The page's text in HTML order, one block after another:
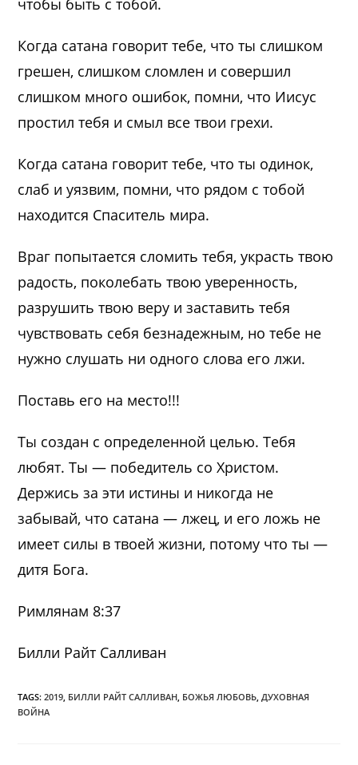
чтобы быть с тобой.
Когда сатана говорит тебе, что ты слишком
грешен, слишком сломлен и совершил
слишком много ошибок, помни, что Иисус
простил тебя и смыл все твои грехи.
Когда сатана говорит тебе, что ты одинок,
слаб и уязвим, помни, что рядом с тобой
находится Спаситель мира.
Враг попытается сломить тебя, украсть твою
радость, поколебать твою уверенность,
разрушить твою веру и заставить тебя
чувствовать себя безнадежным, но тебе не
нужно слушать ни одного слова его лжи.
Поставь его на место!!!
Ты создан с определенной целью. Тебя
любят. Ты — победитель со Христом.
Держись за эти истины и никогда не
забывай, что сатана — лжец, и его ложь не
имеет силы в твоей жизни, потому что ты —
дитя Бога.
Римлянам 8:37
Билли Райт Салливан
TAGS:2019, БИЛЛИ РАЙТ САЛЛИВАН, БОЖЬЯ ЛЮБОВЬ, ДУХОВНАЯ
ВОЙНА